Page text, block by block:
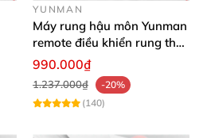
YUNMAN
Máy rung hậu môn Yunman
remote điều khiển rung thụt
êm ái
990.000₫
1.237.000₫
-20%
(140)